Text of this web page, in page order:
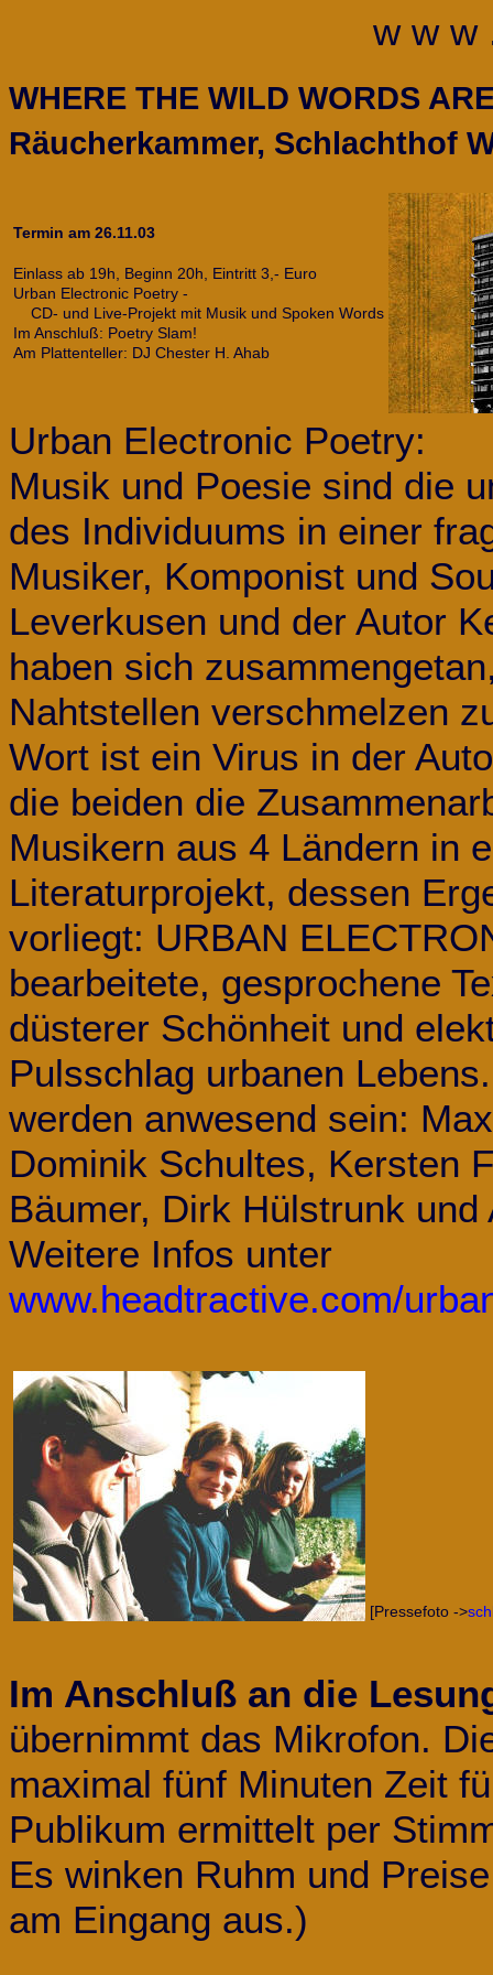
w w
WHERE THE WILD WORDS
Räucherkammer, Schlachthof
Termin am 26.11.03
Einlass ab 19h, Beginn 20h, Eintritt 3,- Euro
Urban Electronic Poetry -
CD- und Live-Projekt mit Musik und Spoken Words
Im Anschluß: Poetry Slam!
Am Plattenteller: DJ Chester H. Ahab
Urban Electronic Poetry:
Musik und Poesie sind die
des Individuums in einer
Musiker, Komponist und
Leverkusen und der Autor
haben sich
Nahtstellen verschmelzen
Wort ist ein Virus in der
die beiden die
Musikern aus 4 Ländern in
Literaturprojekt, dessen
vorliegt: URBAN
bearbeitete, gesprochene
düsterer Schönheit und
Pulsschlag urbanen
werden anwesend sein:
Dominik Schultes, Kersten
Bäumer, Dirk Hülstrunk und
Weitere Infos unter
www.headtractive.com/
[Pressefoto ->
Im Anschluß an die
übernimmt das Mikrofon.
maximal fünf Minuten Zeit
Publikum ermittelt per
Es winken Ruhm und
am Eingang aus.)